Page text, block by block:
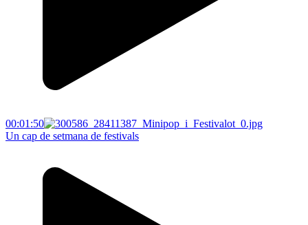
00:01:50
Un cap de setmana de festivals